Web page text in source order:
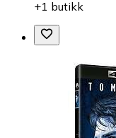
+1 butikk